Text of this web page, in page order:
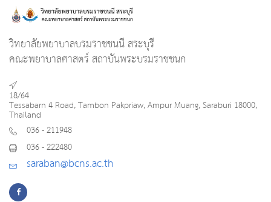
วิทยาลัยพยาบาลบรมราชชนนี สระบุรี
คณะพยาบาลศาสตร์ สถาบันพระบรมราชชนก
18/64
Tessabarn 4 Road, Tambon Pakpriaw, Ampur Muang, Saraburi 18000,
Thailand
036 - 211948
036 - 222480
saraban@bcns.ac.th